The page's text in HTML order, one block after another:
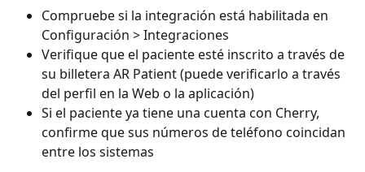
Compruebe si la integración está habilitada en
Configuración > Integraciones
Verifique que el paciente esté inscrito a través de
su billetera AR Patient (puede verificarlo a través
del perfil en la Web o la aplicación)
Si el paciente ya tiene una cuenta con Cherry,
confirme que sus números de teléfono coincidan
entre los sistemas